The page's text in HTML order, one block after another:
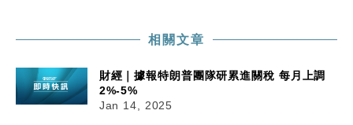
相關文章
財經｜據報特朗普團隊研累進關稅 每月上調
2%-5%
Jan 14, 2025